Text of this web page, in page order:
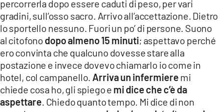
percorrerla dopo essere caduti di peso, per vari
gradini, sull’osso sacro. Arrivo all’accettazione. Dietro
lo sportello nessuno. Fuori un po’ di persone. Suono
al citofono dopo almeno 15 minuti; aspettavo perché
ero convinta che qualcuno dovesse stare alla
postazione e invece dovevo chiamarlo io come in
hotel, col campanello. Arriva un infermiere mi
chiede cosa ho, gli spiego e mi dice che c’è da
aspettare . Chiedo quanto tempo. Mi dice di non